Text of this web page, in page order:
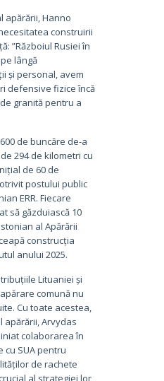
apărării, Hanno
construirii
”Războiul Rusiei în
lângă
și personal, avem
defensive fizice încă
granită pentru a
de buncăre de-a
294 de kilometri cu
de 60 de
postului public
ERR. Fiecare
să găzduiască 10
al Apărării
construcția
anului 2025.
Lituaniei și
comună nu
Cu toate acestea,
apărării, Arvydas
colaborarea în
cu SUA pentru
de rachete
al strategiei lor